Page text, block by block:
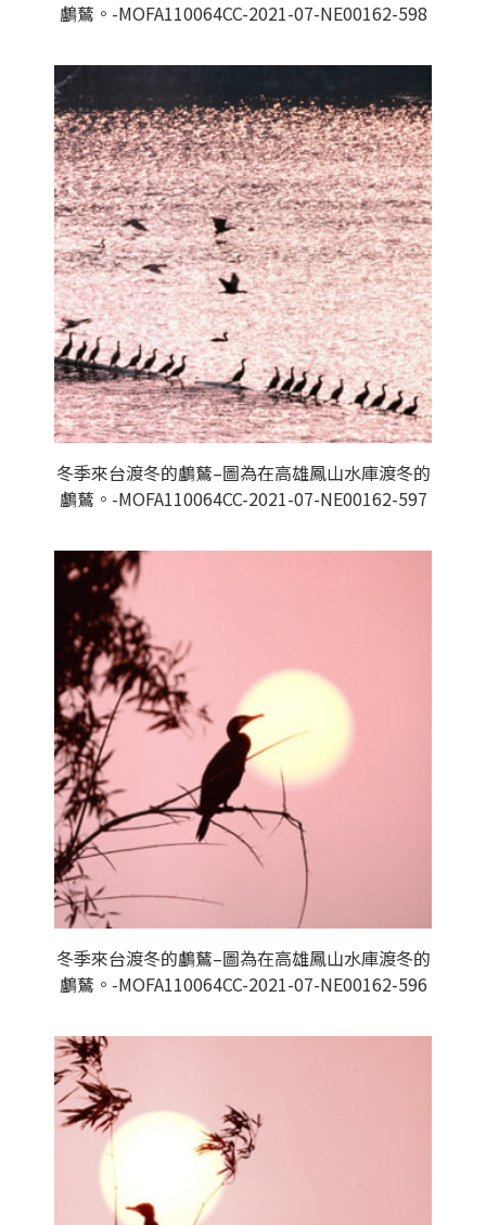
鸕鶿。-MOFA110064CC-2021-07-NE00162-598
冬季來台渡冬的鸕鶿–圖為在高雄鳳山水庫渡冬的
鸕鶿。-MOFA110064CC-2021-07-NE00162-597
冬季來台渡冬的鸕鶿–圖為在高雄鳳山水庫渡冬的
鸕鶿。-MOFA110064CC-2021-07-NE00162-596